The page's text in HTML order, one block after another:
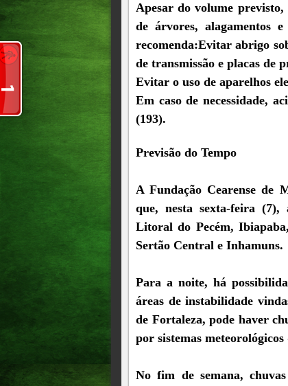
Apesar do volume
de árvores, alagamentos
recomenda:Evitar abrigo
de transmissão e placas de
Evitar o uso de aparelhos
Em caso de necessidade,
(193).
Previsão do Tempo
A Fundação Cearense de
que, nesta sexta-feira
Litoral do Pecém,
Sertão Central e Inhamuns.
Para a noite, há
áreas de instabilidade
de Fortaleza, pode haver
por sistemas
No fim de semana,